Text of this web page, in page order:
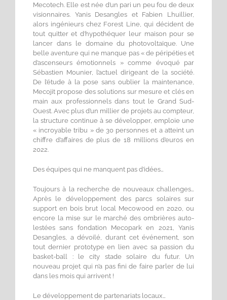
Mecotech. Elle est née d’un pari un peu fou de deux
visionnaires. Yanis Desangles et Fabien Lhuillier,
alors ingénieurs chez Forest Line, qui décident de
tout quitter et d’hypothéquer leur maison pour se
lancer dans le domaine du photovoltaïque. Une
belle aventure qui ne manque pas « de péripéties et
d’ascenseurs émotionnels » comme évoqué par
Sébastien Mounier, l’actuel dirigeant de la société.
De l’étude à la pose sans oublier la maintenance,
Mecojit propose des solutions sur mesure et clés en
main aux professionnels dans tout le Grand Sud-
Ouest. Avec plus d’un millier de projets au compteur,
la structure continue à se développer, emploie une
« incroyable tribu » de 30 personnes et a atteint un
chiffre d’affaires de plus de 18 millions d’euros en
2022.
Des équipes qui ne manquent pas d’idées…
Toujours à la recherche de nouveaux challenges…
Après le développement des parcs solaires sur
support en bois brut local Mecowood en 2020, ou
encore la mise sur le marché des ombrières auto-
lestées sans fondation Mecopark en 2021, Yanis
Desangles, a dévoilé, durant cet événement, son
tout dernier prototype en lien avec sa passion du
basket-ball : le city stade solaire du futur. Un
nouveau projet qui n’a pas fini de faire parler de lui
dans les mois qui arrivent !
Le développement de partenariats locaux…